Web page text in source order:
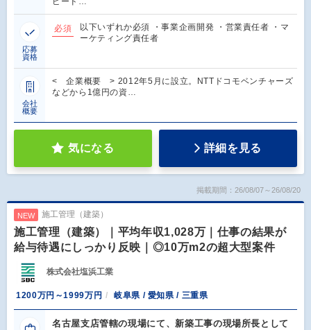
応募
資格
必須
以下いずれか必須 ・事業企画開発 ・営業責任者 ・マ
ーケティング責任者
会社
概要
< 企業概要 > 2012年5月に設立。NTTドコモベンチャーズ
などから1億円の資…
気になる 詳細を見る
掲載期間：26/08/07～26/08/20
NEW 施工管理（建築）
施工管理（建築）｜平均年収1,028万｜仕事の結果が
給与待遇にしっかり反映｜◎10万m2の超大型案件
株式会社塩浜工業
1200万円～1999万円 岐阜県 / 愛知県 / 三重県
名古屋支店管轄の現場にて、新築工事の現場所長として